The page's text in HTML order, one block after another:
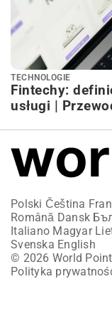
TECHNOLOGIE
Fintechy:
usługi |
Polski Čeština
Română Dansk
Italiano Magyar
Svenska English
© 2026 World
Polityka